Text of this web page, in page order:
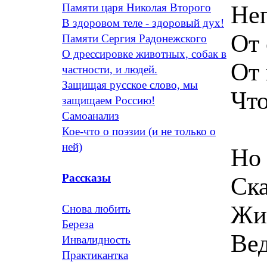
Памяти царя Николая Второго
В здоровом теле - здоровый дух!
Памяти Сергия Радонежского
О дрессировке животных, собак в
частности, и людей.
Защищая русское слово, мы
защищаем Россию!
Самоанализ
Кое-что о поэзии (и не только о
ней)
Рассказы
Снова любить
Береза
Инвалидность
Практикантка
От
От
Но